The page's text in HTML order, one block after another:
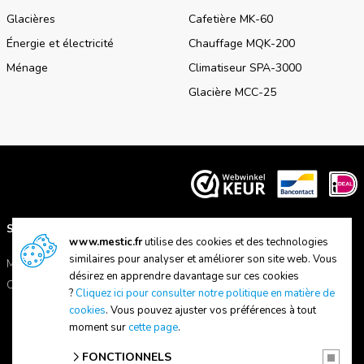
Glacières
Énergie et électricité
Ménage
Cafetière MK-60
Chauffage MQK-200
Climatiseur SPA-3000
Glacière MCC-25
SUPPORT
Manuels
Contactez-nous
A propos de Mestic
Trouver un magasin
www.mestic.frutilise des cookies et des technologies
similaires pour analyser et améliorer son site web. Vous
désirez en apprendre davantage sur ces cookies
?Cliquez ici pour consulter notre politique en matière de
cookies. Vous pouvez ajuster vos préférences à tout
moment surcette page.
FONCTIONNELS